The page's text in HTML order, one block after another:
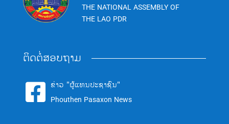
THE NATIONAL ASSEMBLY OF
THE LAO PDR
ຕິດຕໍ່ສອບຖາມ
 ຂ່າວ "ຜູ້ແທນປະຊາຊົນ"
Phouthen Pasaxon News